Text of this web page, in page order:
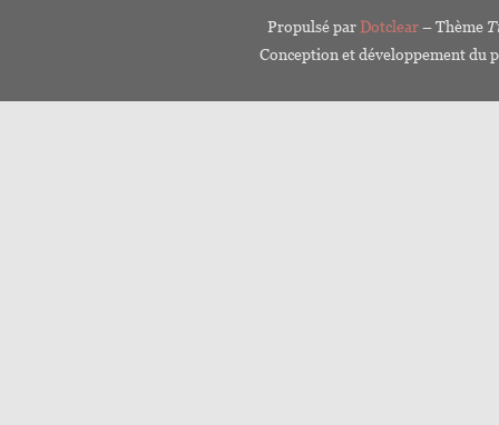
Propulsé par Dotclear– Thème
Conception et développement du